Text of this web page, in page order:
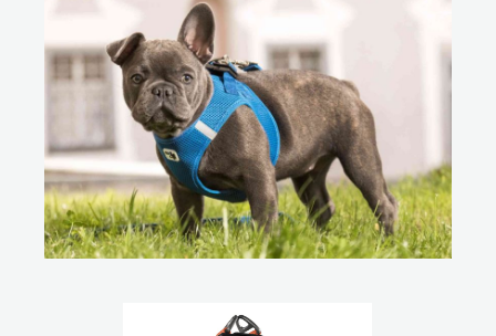
Bildergalerie überspringen